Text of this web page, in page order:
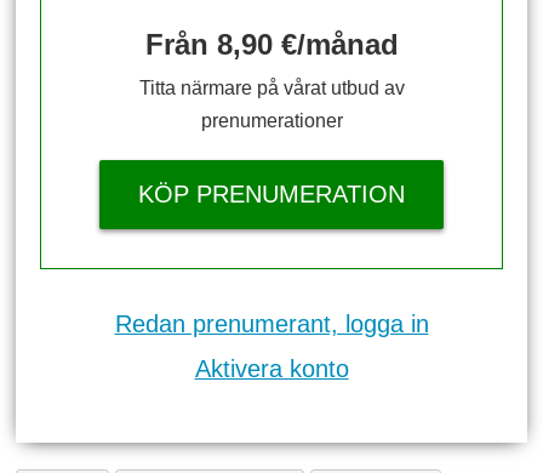
Från 8,90 €/månad
Titta närmare på vårat utbud av
prenumerationer
KÖP PRENUMERATION
Redan prenumerant, logga in
Aktivera konto